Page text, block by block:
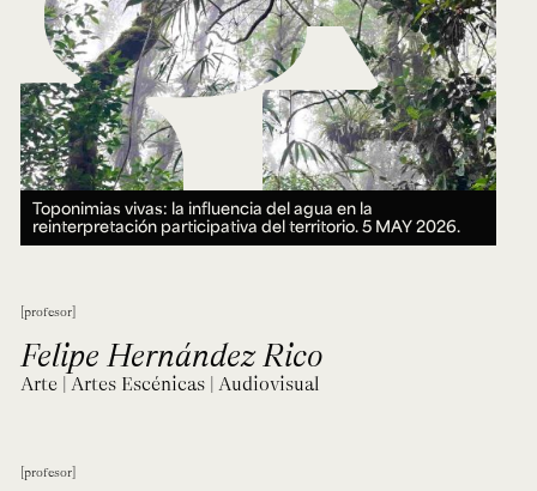
Toponimias vivas: la influencia del agua en la
reinterpretación participativa del territorio.5 MAY 2026.
profesor
Felipe Hernández Rico
Arte | Artes Escénicas | Audiovisual
profesor